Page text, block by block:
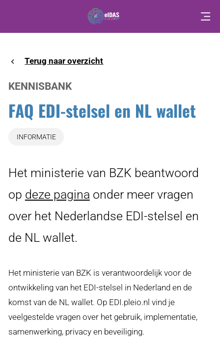
naar
gaanTerug naar overzicht
KENNISBANK
FAQ EDI-stelsel en NL wallet
INFORMATIE
Het ministerie van BZK beantwoord
op deze pagina (opent
in
venster)
onder meer vragen
over het Nederlandse EDI-stelsel en
de NL wallet.
Het ministerie van BZK is verantwoordelijk voor de
ontwikkeling van het EDI-stelsel in Nederland en de
komst van de NL wallet. Op EDI.pleio.nl vind je
veelgestelde vragen over het gebruik, implementatie,
samenwerking, privacy en beveiliging.